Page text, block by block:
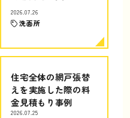
2026.07.26
洗面所
住宅全体の網戸張替
えを実施した際の料
金見積もり事例
2026.07.25